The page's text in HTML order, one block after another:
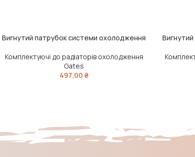
ДОДАТИ В КОШИК
Вигнутий патрубок системи охолодження
Комплектуючі до радіаторів охолодження
Gates
497,00 ₴
ДОДАТИ В